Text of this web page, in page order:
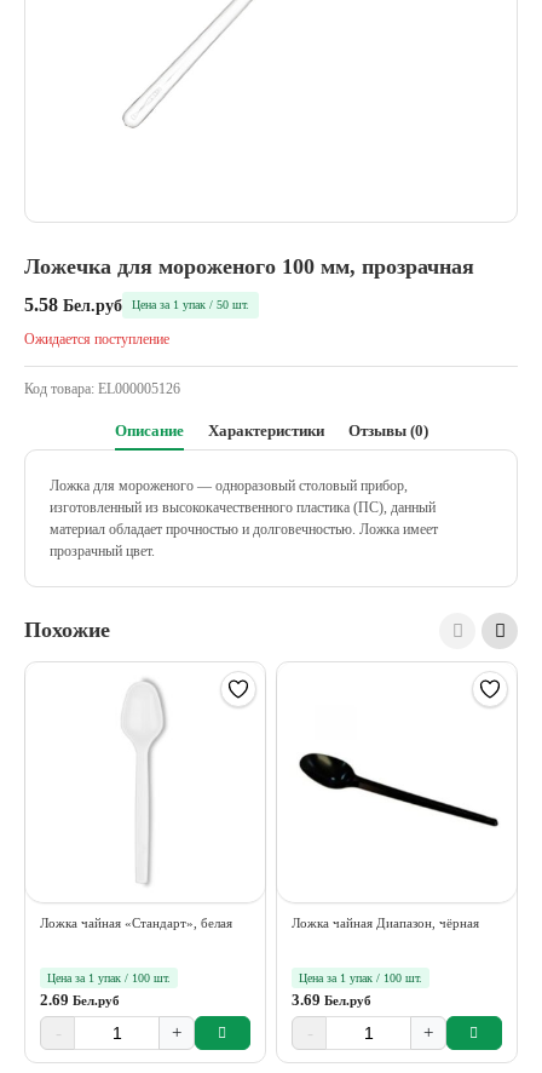
Ложечка для мороженого 100 мм, прозрачная
5.58 Бел.руб Цена за 1 упак / 50 шт.
Ожидается поступление
Код товара: EL000005126
Описание Характеристики Отзывы (0)
Ложка для мороженого — одноразовый столовый прибор,
изготовленный из высококачественного пластика (ПС), данный
материал обладает прочностью и долговечностью. Ложка имеет
прозрачный цвет.
Похожие
Ложка чайная «Стандарт», белая
Цена за 1 упак / 100 шт.
2.69 Бел.руб
- +
Ложка чайная Диапазон, чёрная
Цена за 1 упак / 100 шт.
3.69 Бел.руб
- +